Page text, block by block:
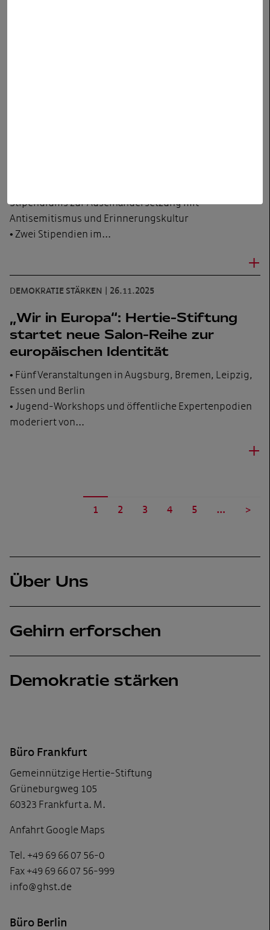
Stipendiums zur Auseinandersetzung mit
Antisemitismus und Erinnerungskultur
• Zwei Stipendien im…
+
DEMOKRATIE STÄRKEN 26.11.2025
„Wir in Europa“: Hertie-Stiftung
startet neue Salon-Reihe zur
europäischen Identität
• Fünf Veranstaltungen in Augsburg, Bremen, Leipzig,
Essen und Berlin
• Jugend-Workshops und öffentliche Expertenpodien
moderiert von…
+
1 2 3 4 5 … >
Über Uns
Gehirn erforschen
Demokratie stärken
Büro Frankfurt
Gemeinnützige Hertie-Stiftung
Grüneburgweg 105
60323 Frankfurt a. M.
Anfahrt Google Maps
Tel. +49 69 66 07 56-0
Fax +49 69 66 07 56-999
info@ghst.de
Büro Berlin